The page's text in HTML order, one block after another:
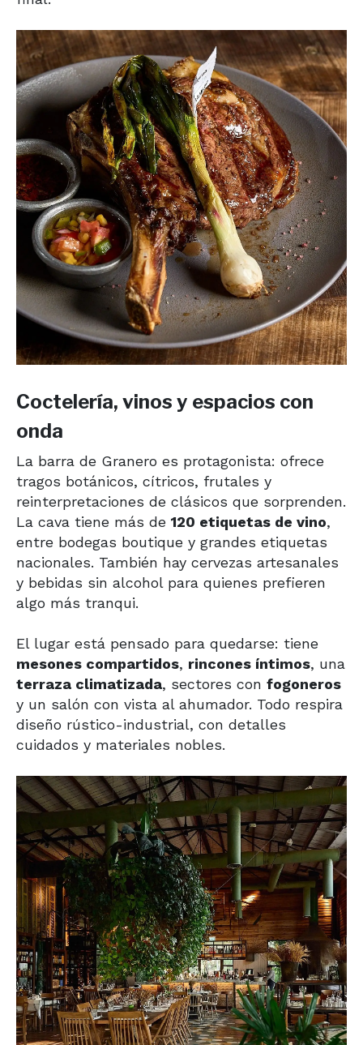
Coctelería, vinos y espacios con
onda
La barra de Granero es protagonista: ofrece
tragos botánicos, cítricos, frutales y
reinterpretaciones de clásicos que sorprenden.
La cava tiene más de 120 etiquetas de vino,
entre bodegas boutique y grandes etiquetas
nacionales. También hay cervezas artesanales
y bebidas sin alcohol para quienes prefieren
algo más tranqui.
El lugar está pensado para quedarse: tiene
mesones compartidos, rincones íntimos, una
terraza climatizada, sectores con fogoneros
y un salón con vista al ahumador. Todo respira
diseño rústico-industrial, con detalles
cuidados y materiales nobles.